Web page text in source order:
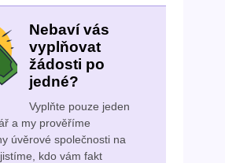
Nebaví vás
vyplňovat
žádosti po
jedné?
Vyplňte pouze jeden
a my prověříme
úvěrové společnosti na
kdo vám fakt